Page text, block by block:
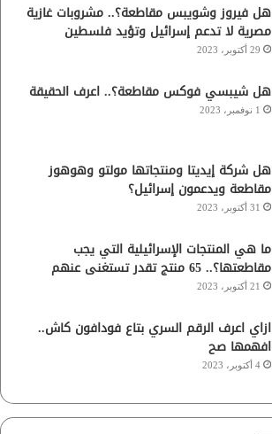
هل فيروز وشويبس مقاطعة؟.. مشروبات غازية
مصرية لا تدعم إسرائيل وتؤيد فلسطين
29 أكتوبر، 2023
هل شيبسي فوكس مقاطعة؟.. اعرف الحقيقة
1 نوفمبر، 2023
هل شركة إيديتا ومنتجاتها مولتو وهوهوز
مقاطعة ويدعمون إسرائيل؟
31 أكتوبر، 2023
ما هي المنتجات الإسرائيلية التي يجب
مقاطعتها؟.. 65 منتج تقدر تستغنى عنهم
21 أكتوبر، 2023
ازاي اعرف الرقم السري بتاع فودافون كاش..
افهمها صح
4 أكتوبر، 2023